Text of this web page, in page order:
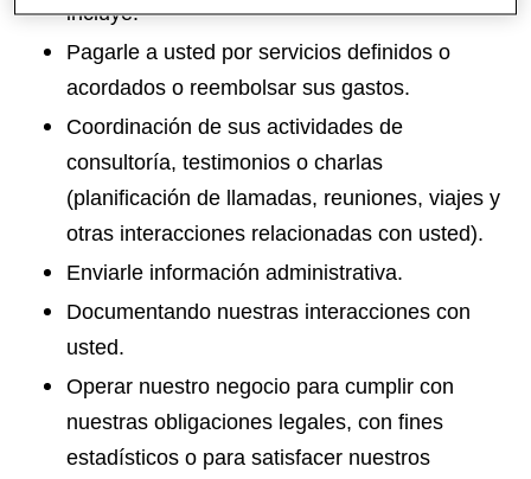
incluye:
Pagarle a usted por servicios definidos o
acordados o reembolsar sus gastos.
Coordinación de sus actividades de
consultoría, testimonios o charlas
(planificación de llamadas, reuniones, viajes y
otras interacciones relacionadas con usted).
Enviarle información administrativa.
Documentando nuestras interacciones con
usted.
Operar nuestro negocio para cumplir con
nuestras obligaciones legales, con fines
estadísticos o para satisfacer nuestros